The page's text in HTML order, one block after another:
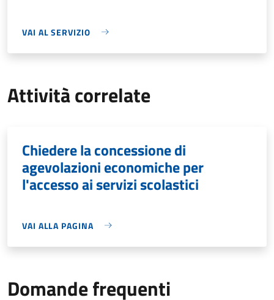
VAI AL SERVIZIO
Attività correlate
Chiedere la concessione di
agevolazioni economiche per
l'accesso ai servizi scolastici
VAI ALLA PAGINA
Domande frequenti